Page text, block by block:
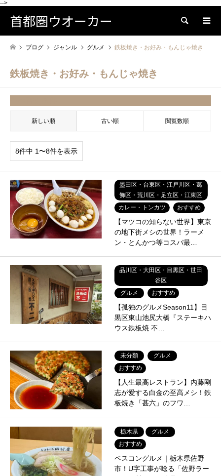
-->
首都圏ウオーカー 検索
ブログ ジャンル グルメ 鉄板焼き・お好み・もんじゃ焼き
鉄板焼き・お好み・もんじゃ焼き
新しい順 古い順 閲覧数順
8件中 1〜8件を表示
墨田区・台東区・江戸川区・葛
飾区・荒川区・足立区・江東区
カレー・トンカツ
おすすめ
【マツコの知らない世界】東京
の地下街メシの世界！ラーメ
ン・とんかつ等コスパ最…
品川区・大田区・目黒区・世田
谷区
グルメ
おすすめ
【孤独のグルメSeason11】目
黒区東山池尻大橋『ステーキハ
ウス鉄板焼 不…
未分類
グルメ
おすすめ
【人生最高レストラン】内藤剛
志が愛する白金の至高メシ！鉄
板焼き「甚六」のフワ…
栃木県
グルメ
おすすめ
ベスコングルメ｜栃木県佐野
市！U字工事が唸る「佐野ラー